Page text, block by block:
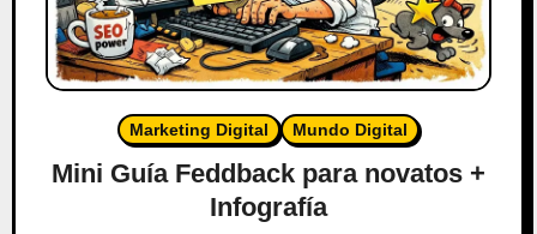
Marketing Digital Mundo Digital
Mini Guía Feddback para novatos +
Infografía